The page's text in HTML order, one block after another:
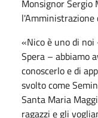
Monsignor
l'Amministrazione
«Nico è uno di
Spera – abbiamo
conoscerlo e di
svolto come
Santa Maria
ragazzi e gli